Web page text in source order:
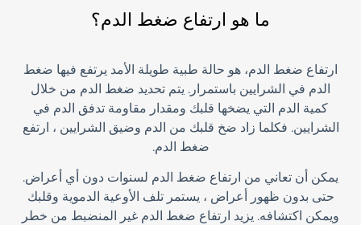
ما هو ارتفاع ضغط الدم؟
ارتفاع ضغط الدم، هو حالة طبية طويلة الأمد يرتفع فيها ضغط
الدم في الشرايين باستمرار. يتم تحديد ضغط الدم من خلال
كمية الدم التي يضخها قلبك ومقدار مقاومة تدفق الدم في
الشرايين. فكلما زاد ضخ قلبك من الدم وضيق الشرايين ، ارتفع
ضغط الدم.
يمكن أن تعاني من ارتفاع ضغط الدم لسنوات دون أي أعراض.
حتى بدون ظهور أعراض ، يستمر تلف الأوعية الدموية وقلبك
ويمكن اكتشافه. يزيد ارتفاع ضغط الدم غير المنضبط من خطر